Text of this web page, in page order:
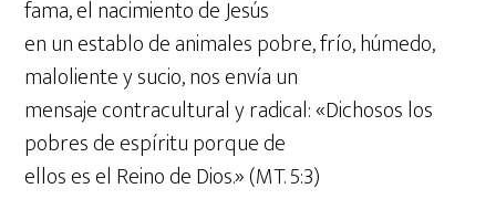
fama, el nacimiento de Jesús
en un establo de animales pobre, frío, húmedo,
maloliente y sucio, nos envía un
mensaje contracultural y radical: «Dichosos los
pobres de espíritu porque de
ellos es el Reino de Dios.» (MT. 5:3)